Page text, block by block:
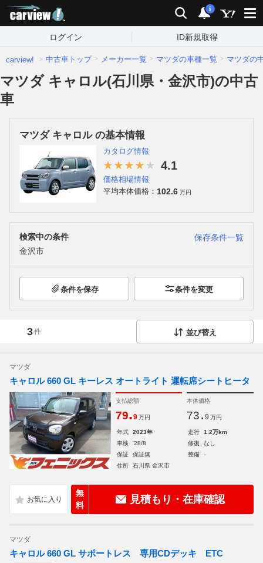
検索 通知
i
ログイン ID新規取得
carview! 中古車トップ メーカー一覧 マツダの車種一覧 マツダの
マツダ キャロル(石川県・金沢市)の中古
車
マツダ キャロル の基本情報
カタログ情報
4.1
価格相場情報
平均本体価格： 102.6 万円
検索中の条件
保存条件一覧
金沢市
条件を保存 条件を変更
3件 並び替え
マツダ
キャロル 660 GL キーレス オートライト 運転席シートヒータ
支払総額
79.9 万円
本体価格
73. 9 万円
年式 2023年 走行
1.2万km
車検
'28/8 修復
なし
保証
保証無 整備
-
住所
石川県 金沢市
無
料
見積もり・在庫確認
マツダ
キャロル 660 GL サポートレス 専用CDデッキ ETC